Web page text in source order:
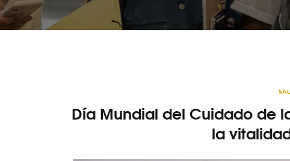
Día Mundial del Cuidado de
la